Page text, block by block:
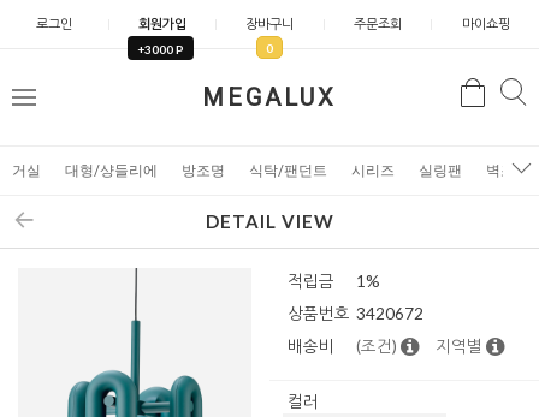
로그인 회원가입
+3000 P
장바구니
0
주문조회 마이쇼핑
MEGALUX
메
검
거실 대형/샹들리에 방조명 식탁/팬던트 시리즈 실링팬 벽조명
DETAIL VIEW
적립금
1%
상품번호 3420672
배송비
(조건) 지역별
컬러